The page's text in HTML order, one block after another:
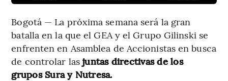
Bogotá — La próxima semana será la gran
batalla en la que el GEA y el Grupo Gilinski se
enfrenten en Asamblea de Accionistas en busca
de controlar lasjuntas directivas de los
grupos Sura y Nutresa.